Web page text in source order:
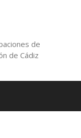
de
de Cádiz